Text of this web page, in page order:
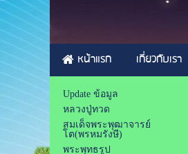
หน้าแรก เกี่ยวกับเรา
Update ข้อมูล
หลวงปู่ทวด
สมเด็จพระพุฒาจารย์
โต(พรหมรังษี)
พระพุทธรูป